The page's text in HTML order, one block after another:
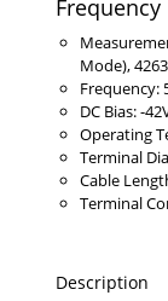
Frequency
Mode),
Frequency:
DC Bias: -
Operating
Terminal
Cable
Terminal
Description